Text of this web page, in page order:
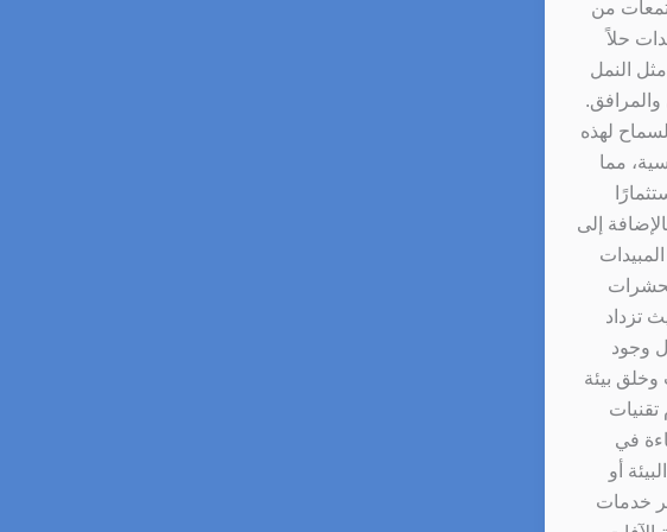
من
حلاً
النمل
والمرافق.
لهذه
مما
إلى
تزداد
وجود
بيئة
تقنيات
في
أو
خدمات